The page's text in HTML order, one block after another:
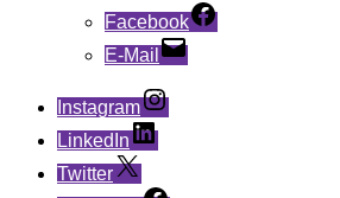
Facebook
E-Mail
Instagram
LinkedIn
Twitter